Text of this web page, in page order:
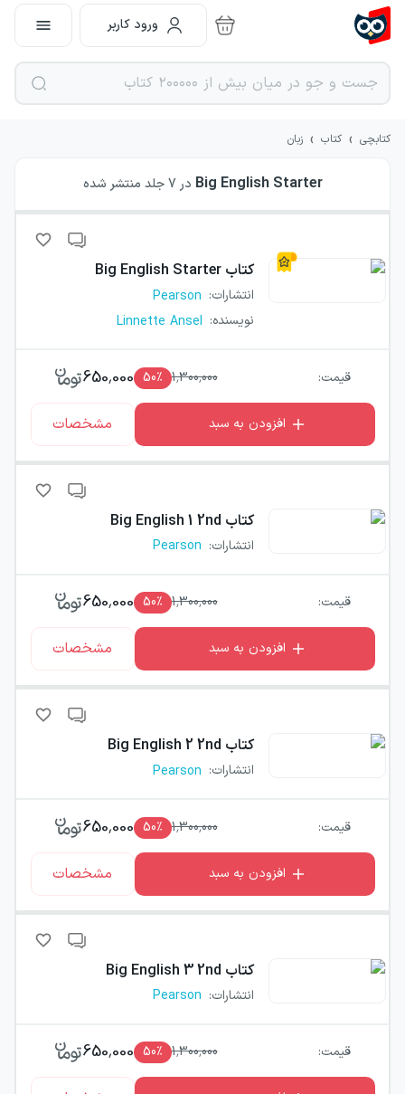
ورود کاربر
کتابچی › کتاب › زبان
Big English Starter در7جلد منتشر شده
کتاب Big English Starter
انتشارات:
Pearson
نویسنده:
Linnette Ansel
قیمت: 1,300,000
50٪ 650,000
افزودن به سبد مشخصات
کتاب Big English 1 2nd
انتشارات:
Pearson
قیمت: 1,300,000
50٪ 650,000
افزودن به سبد مشخصات
کتاب Big English 2 2nd
انتشارات:
Pearson
قیمت: 1,300,000
50٪ 650,000
افزودن به سبد مشخصات
کتاب Big English 3 2nd
انتشارات:
Pearson
قیمت: 1,300,000
50٪ 650,000